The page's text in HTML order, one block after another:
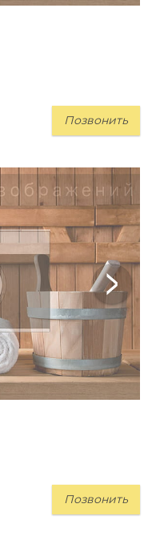
Позвонить
Позвонить